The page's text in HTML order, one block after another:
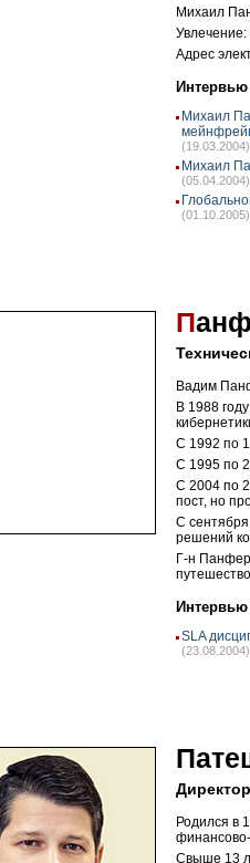
Михаил
Увлечение:
Адрес
Интервью
Михаил
(19.03.2004)
Михаил
(05.04.2004)
(01.10.2005)
П
Вадим
В 1988
С 1992 по
С 1995 по
С 2004 по
пост, но
С
решений
Г-н
Интервью
SLA
(23.08.2004)
Родился в
Свыше 13